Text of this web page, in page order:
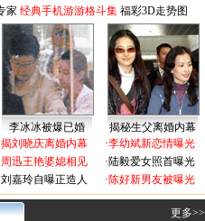
家 经典手机游游格斗集 福彩3D走势图
李冰冰被爆已婚
揭秘生父离婚内幕
揭刘晓庆离婚内幕
周迅王艳婆媳相见
刘嘉玲自曝正造人
·李幼斌新恋情曝光
·陆毅爱女照首曝光
·陈好新男友被曝光
更多>>